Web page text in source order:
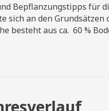
Bepflanzungstipps für
sich an den
besteht aus ca. ​ 60 %